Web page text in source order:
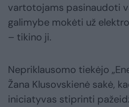
vartotojams pasinaudoti
galimybe mokėti už
– tikino ji.
Nepriklausomo tiekėjo
Žana Klusovskienė sakė,
iniciatyvas stiprinti